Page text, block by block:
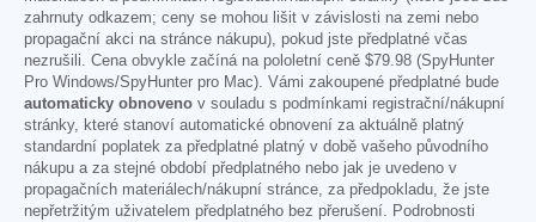
zahrnuty odkazem; ceny se mohou lišit v závislosti na zemi nebo
propagační akci na stránce nákupu), pokud jste předplatné včas
nezrušili. Cena obvykle začíná na pololetní ceně $79.98 (SpyHunter
Pro Windows/SpyHunter pro Mac). Vámi zakoupené předplatné bude
automaticky obnoveno v souladu s podmínkami registrační/nákupní
stránky, které stanoví automatické obnovení za aktuálně platný
standardní poplatek za předplatné platný v době vašeho původního
nákupu a za stejné období předplatného nebo jak je uvedeno v
propagačních materiálech/nákupní stránce, za předpokladu, že jste
nepřetržitým uživatelem předplatného bez přerušení. Podrobnosti